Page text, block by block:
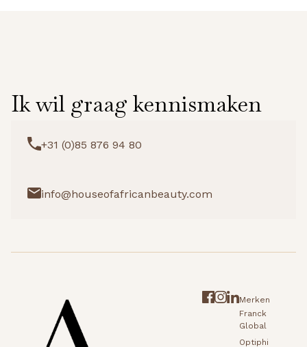
Ik wil graag kennismaken
+31 (0)85 876 94 80
info@houseofafricanbeauty.com
Merken
Franck
Global
Optiphi